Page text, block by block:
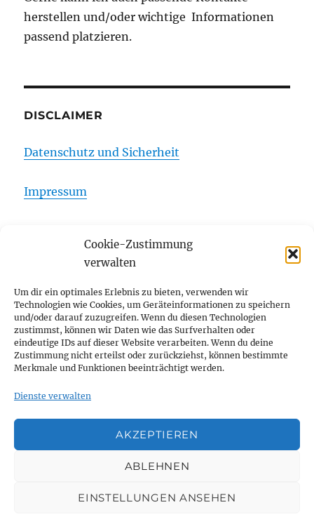
Cookie-Zustimmung
verwalten
Um dir ein optimales Erlebnis zu bieten, verwenden wir
Technologien wie Cookies, um Geräteinformationen zu speichern
und/oder darauf zuzugreifen. Wenn du diesen Technologien
zustimmst, können wir Daten wie das Surfverhalten oder
eindeutige IDs auf dieser Website verarbeiten. Wenn du deine
Zustimmung nicht erteilst oder zurückziehst, können bestimmte
Merkmale und Funktionen beeinträchtigt werden.
Dienste verwalten
AKZEPTIEREN
ABLEHNEN
EINSTELLUNGEN ANSEHEN
herstellen und/oder wichtige Informationen
passend platzieren.
DISCLAIMER
Datenschutz und Sicherheit
Impressum
Über mich
öffnen
Publikationen
Ehrungen und Auszeichnungen
Blog
Cookie-Richtlinie (EU)